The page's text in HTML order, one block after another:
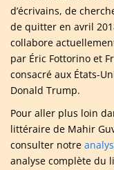
d’écrivains, de
de quitter en avril
collabore
par Éric Fottorino et
consacré aux États-
Donald Trump.
Pour aller plus loin
littéraire de Mahir
consulter notre
analyse complète du